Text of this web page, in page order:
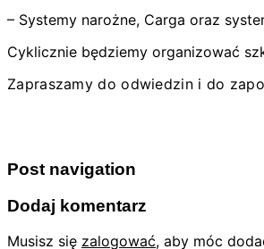
– Systemy narożne, Carga oraz
Cyklicznie będziemy organizować
Zapraszamy do odwiedzin i do
Post navigation
Dodaj komentarz
Musisz się zalogować, aby móc